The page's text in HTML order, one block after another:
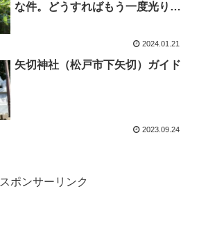
な件。どうすればもう一度光り輝
2024.01.21
矢切神社（松戸市下矢切）ガイド
2023.09.24
スポンサーリンク